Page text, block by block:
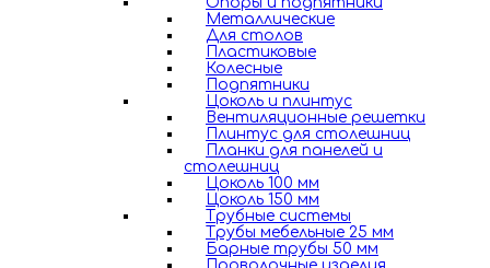
Металлические
Для столов
Пластиковые
Колесные
Подпятники
Цоколь и плинтус
Вентиляционные решетки
Плинтус для столешниц
Планки для панелей и
столешниц
Цоколь 100 мм
Цоколь 150 мм
Трубные системы
Трубы мебельные 25 мм
Барные трубы 50 мм
Проволочные изделия